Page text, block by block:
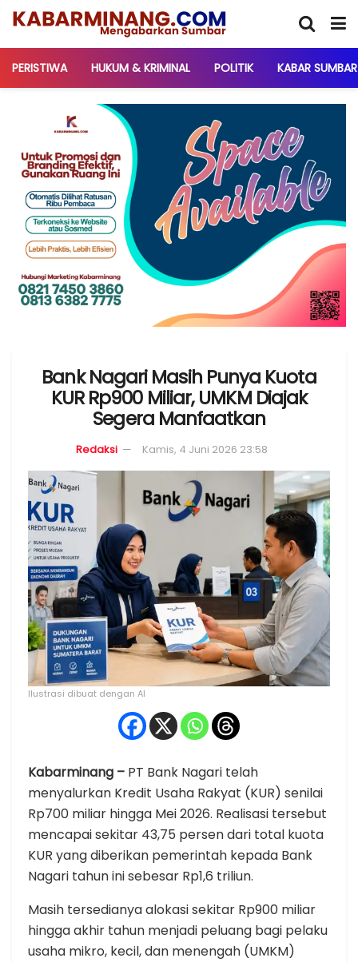
PERISTIWA HUKUM & KRIMINAL POLITIK KABAR SUMBAR
Bank Nagari Masih Punya Kuota
KUR Rp900 Miliar, UMKM Diajak
Segera Manfaatkan
Redaksi Kamis, 4 Juni 2026 23:58
Ilustrasi dibuat dengan AI
Kabarminang – PT Bank Nagari telah
menyalurkan Kredit Usaha Rakyat (KUR) senilai
Rp700 miliar hingga Mei 2026. Realisasi tersebut
mencapai sekitar 43,75 persen dari total kuota
KUR yang diberikan pemerintah kepada Bank
Nagari tahun ini sebesar Rp1,6 triliun.
Masih tersedianya alokasi sekitar Rp900 miliar
hingga akhir tahun menjadi peluang bagi pelaku
usaha mikro, kecil, dan menengah (UMKM)